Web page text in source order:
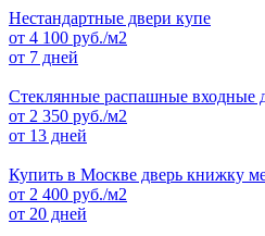
Нестандартные двери купе
от 4 100 руб./м2
от 7 дней
Стеклянные распашные входные
от 2 350 руб./м2
от 13 дней
Купить в Москве дверь книжку
от 2 400 руб./м2
от 20 дней